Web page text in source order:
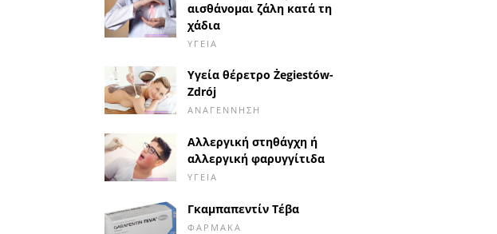
αισθάνομαι ζάλη κατά τη
χάδια
ΥΓΕΊΑ
Υγεία θέρετρο Żegiestów-
Zdrój
ΑΝΑΓΈΝΝΗΣΗ
Αλλεργική στηθάγχη ή
αλλεργική φαρυγγίτιδα
ΥΓΕΊΑ
Γκαμπαπεντίν Τέβα
ΦΆΡΜΑΚΑ